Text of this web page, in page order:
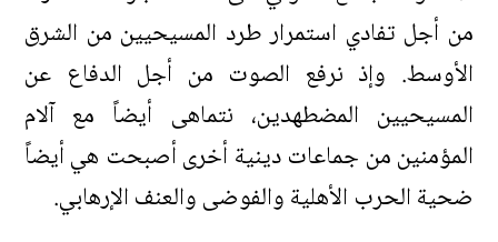
من أجل تفادي استمرار طرد المسيحيين من الشرق
الأوسط. وإذ نرفع الصوت من أجل الدفاع عن
المسيحيين المضطهدين، نتماهى أيضاً مع آلام
المؤمنين من جماعات دينية أخرى أصبحت هي أيضاً
ضحية الحرب الأهلية والفوضى والعنف الإرهابي.